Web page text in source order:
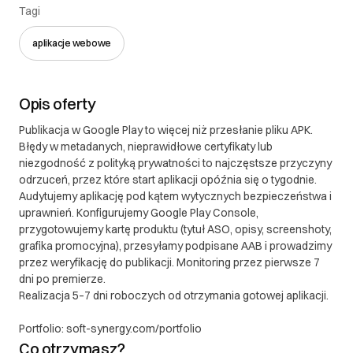
III. Gwarancja oraz reklamacje
oprogramowanie na okres 12 miesięcy od daty
przekazania produktu klientowi. 1.2. Gwarancja
obejmuje błędy w funkcjonowaniu oprogramowania,
które są niezgodne z uzgodnioną specyfikacją
projektu. 1.3. Gwarancja nie obejmuje: a) Błędów
wynikających z niewłaściwego użytkowania
oprogramowania b) Modyfikacji wprowadzonych
przez klienta lub osoby trzecie c) Problemów
spowodowanych zmianami w środowisku, w którym
oprogramowanie jest używane (np. aktualizacje
systemu operacyjnego, zmiany w infrastrukturze) 1.4.
do bezpłatnego usunięcia zgłoszonych i
Tagi
aplikacje webowe
Opis oferty
Publikacja w Google Play to więcej niż przesłanie pliku APK.
Błędy w metadanych, nieprawidłowe certyfikaty lub
niezgodność z polityką prywatności to najczęstsze przyczyny
odrzuceń, przez które start aplikacji opóźnia się o tygodnie.
Audytujemy aplikację pod kątem wytycznych bezpieczeństwa i
uprawnień. Konfigurujemy Google Play Console,
przygotowujemy kartę produktu (tytuł ASO, opisy, screenshoty,
grafika promocyjna), przesyłamy podpisane AAB i prowadzimy
przez weryfikację do publikacji. Monitoring przez pierwsze 7
dni po premierze.
Realizacja 5–7 dni roboczych od otrzymania gotowej aplikacji.
Portfolio: soft-synergy.com/portfolio
Co otrzymasz?